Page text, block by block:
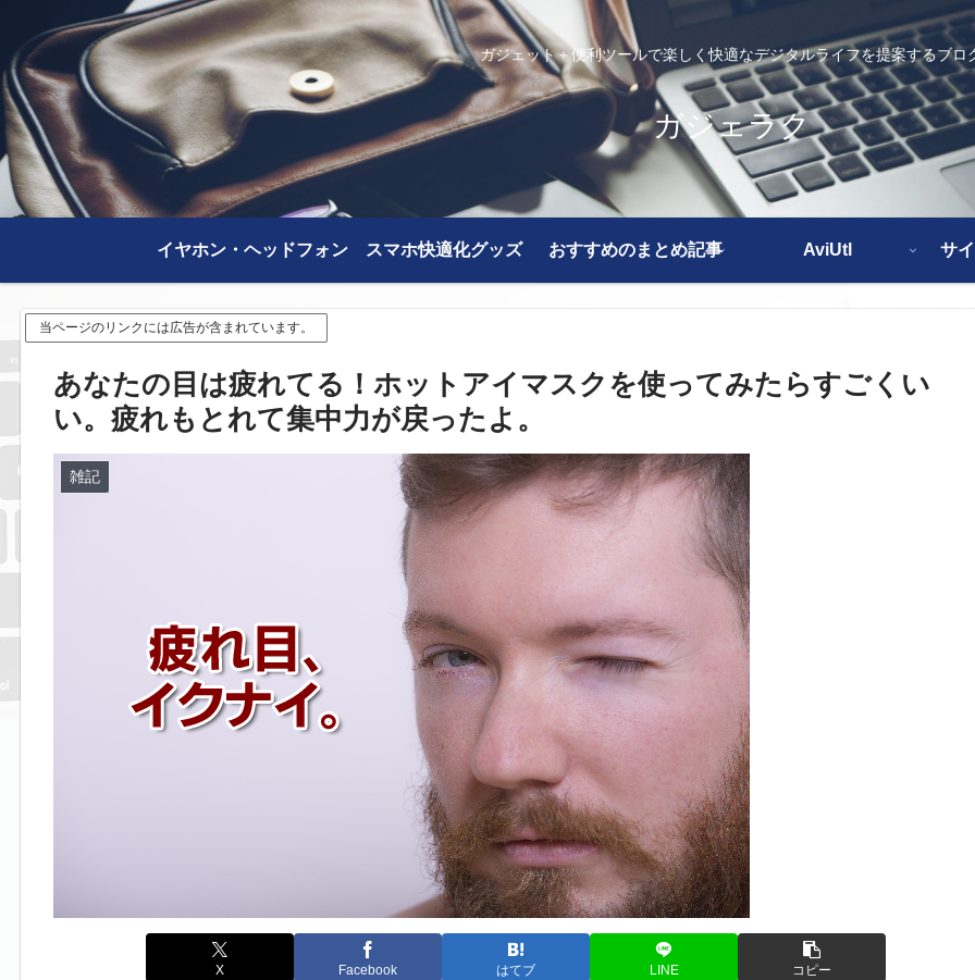
ガジェット＋便利ツールで楽しく快適なデジタルライフを提案するブロ
ガジェラク
イヤホン・ヘッドフォン スマホ快適化グッズ おすすめのまとめ記事 AviUtl サ
当ページのリンクには広告が含まれています。
あなたの目は疲れてる！ホットアイマスクを使ってみたらすごくい
い。疲れもとれて集中力が戻ったよ。
雑記
X Facebook はてブ LINE コピー